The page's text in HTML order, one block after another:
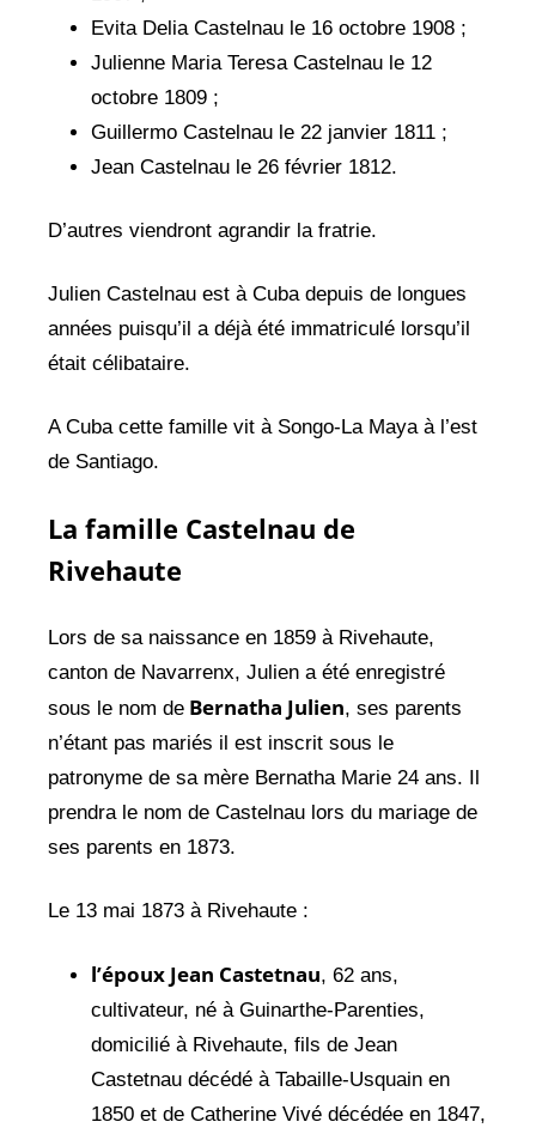
Evita Delia Castelnau le 16 octobre 1908 ;
Julienne Maria Teresa Castelnau le 12
octobre 1809 ;
Guillermo Castelnau le 22 janvier 1811 ;
Jean Castelnau le 26 février 1812.
D’autres viendront agrandir la fratrie.
Julien Castelnau est à Cuba depuis de longues
années puisqu’il a déjà été immatriculé lorsqu’il
était célibataire.
A Cuba cette famille vit à Songo-La Maya à l’est
de Santiago.
La famille Castelnau de
Rivehaute
Lors de sa naissance en 1859 à Rivehaute,
canton de Navarrenx, Julien a été enregistré
sous le nom de Bernatha Julien, ses parents
n’étant pas mariés il est inscrit sous le
patronyme de sa mère Bernatha Marie 24 ans. Il
prendra le nom de Castelnau lors du mariage de
ses parents en 1873.
Le 13 mai 1873 à Rivehaute :
l’époux Jean Castetnau, 62 ans,
cultivateur, né à Guinarthe-Parenties,
domicilié à Rivehaute, fils de Jean
Castetnau décédé à Tabaille-Usquain en
1850 et de Catherine Vivé décédée en 1847,